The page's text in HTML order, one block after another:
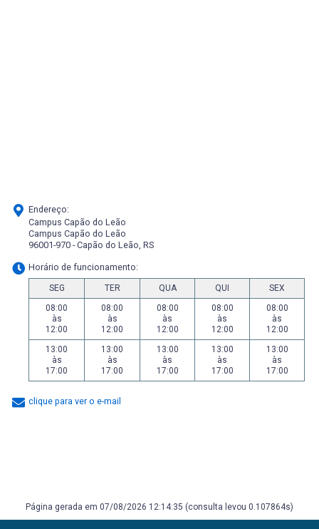
Endereço:
Campus Capão do Leão
Campus Capão do Leão
96001-970 - Capão do Leão, RS
Horário de funcionamento:
SEG TER QUA QUI
SEX
08:00
às
12:00
08:00
às
12:00
08:00
às
12:00
08:00
às
12:00
08:00
às
12:00
13:00
às
17:00
13:00
às
17:00
13:00
às
17:00
13:00
às
17:00
13:00
às
17:00
clique para ver o e-mail
Página gerada em 07/08/2026 12:14:35 (consulta levou 0.107864s)